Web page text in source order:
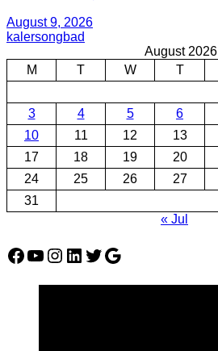
August 9, 2026
kalersongbad
August 2026
M
T W T
3
4 5 6
10
11 12 13
17
18 19 20
24
25 26 27
31
« Jul
Facebook
YouTube
Instagram
LinkedIn
Twitter
Google